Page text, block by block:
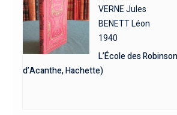
VERNE Jules
BENETT Léon
1940
L’École des
d’Acanthe, Hachette)